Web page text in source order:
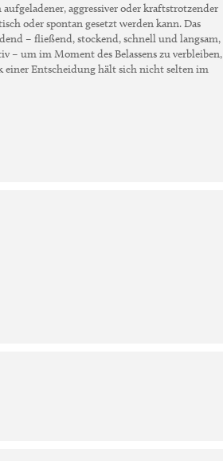
aggressiver oder kraftstrotzender
oder spontan gesetzt werden kann. Das
– fließend, stockend, schnell und langsam,
um im Moment des Belassens zu verbleiben,
einer Entscheidung hält sich nicht selten im